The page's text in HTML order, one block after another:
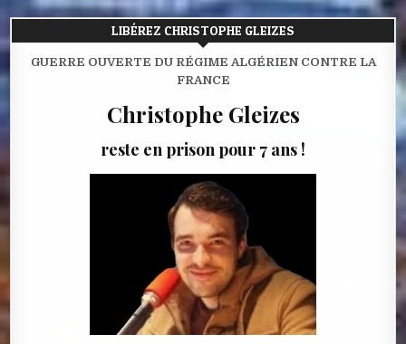
LIBÉREZ CHRISTOPHE GLEIZES
GUERRE OUVERTE DU RÉGIME ALGÉRIEN CONTRE LA
FRANCE
Christophe Gleizes
reste en prison pour 7 ans !